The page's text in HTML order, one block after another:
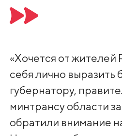
«Хочется от жителей
себя лично выразить
губернатору,
минтрансу области за
обратили внимание